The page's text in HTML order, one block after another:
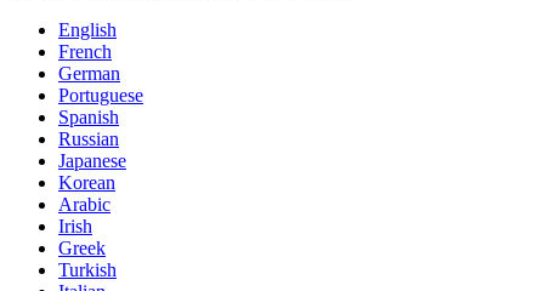
English
French
German
Portuguese
Spanish
Russian
Japanese
Korean
Arabic
Irish
Greek
Turkish